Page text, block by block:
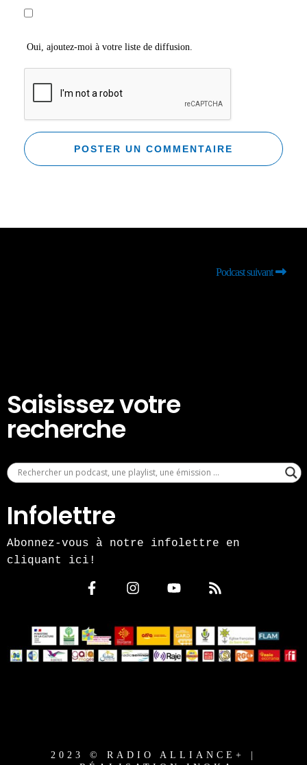
Oui, ajoutez-moi à votre liste de diffusion.
Podcast suivant
Saisissez votre
recherche
Infolettre
Abonnez-vous à notre infolettre en
cliquant ici!
2023 © RADIO ALLIANCE+ |